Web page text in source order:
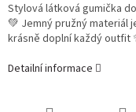
Stylová látková gumička
💚 Jemný pružný materiál
krásně doplní každý outfit
Detailní informace